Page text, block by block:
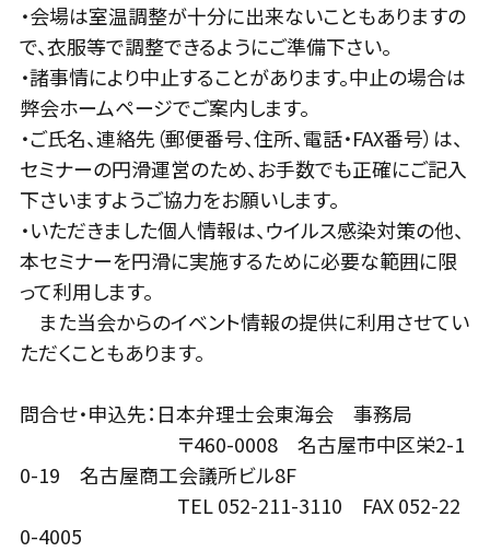
・会場は室温調整が十分に出来ないこともありますの
で、衣服等で調整できるようにご準備下さい。
・諸事情により中止することがあります。中止の場合は
弊会ホームページでご案内します。
・ご氏名、連絡先（郵便番号、住所、電話・FAX番号）は、
セミナーの円滑運営のため、お手数でも正確にご記入
下さいますようご協力をお願いします。
・いただきました個人情報は、ウイルス感染対策の他、
本セミナーを円滑に実施するために必要な範囲に限
って利用します。
また当会からのイベント情報の提供に利用させてい
ただくこともあります。
問合せ・申込先：日本弁理士会東海会 事務局
〒460-0008 名古屋市中区栄2-1
0-19 名古屋商工会議所ビル8F
TEL 052-211-3110 FAX 052-22
0-4005